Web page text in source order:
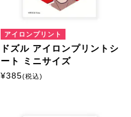
アイロンプリント
ドズル アイロンプリントシ
ート ミニサイズ
¥385(税込)